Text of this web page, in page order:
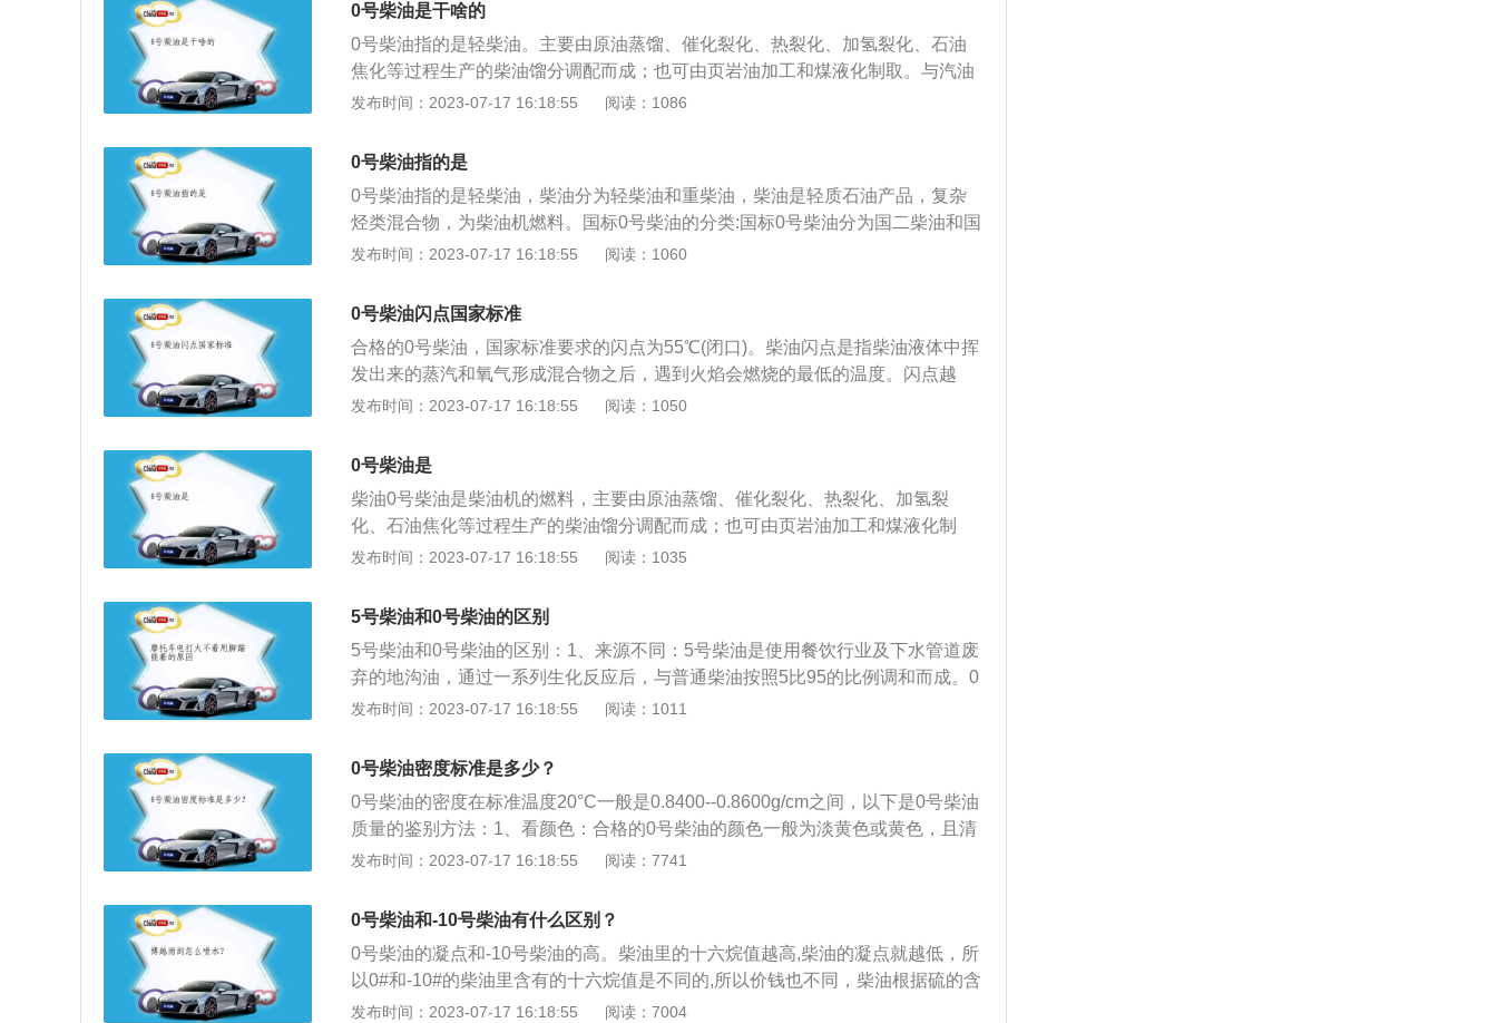
0号柴油是干啥的
0号柴油指的是轻柴油。主要由原油蒸馏、催化裂化、热裂化、加氢裂化、石油
焦化等过程生产的柴油馏分调配而成；也可由页岩油加工和煤液化制取。与汽油
相比，柴油能量密度高，燃油消耗率低。柴油具有低能耗、低污染的环保特性，
机、汽车、货车、拖拉机、工程机械、推土机、挖机、起重机、压路机、船舶、
锅炉及各种进口发电机组、国产发电机组。以下是对选用柴油的3点介绍：1、选
用柴油的依据是使用时的温度。柴油汽车主要选用后5个牌号的柴油，温度在4℃
以上时选用0#柴油。2、温度在4℃到负5℃时选用—10#柴油，温度在负5℃到负1
4℃时选用—20#柴油。温度在负14℃到负29℃时选用—35#柴油。3、选用柴油
动机的正常工作。
发布时间：2023-07-17 16:18:55 阅读：1086
0号柴油指的是
0号柴油指的是轻柴油，柴油分为轻柴油和重柴油，柴油是轻质石油产品，复杂
烃类混合物，为柴油机燃料。国标0号柴油的分类:国标0号柴油分为国二柴油和国
三柴油2类。国标0号柴油含硫量低，不腐蚀发电机部件。产品安定性能好，不易
炭。柴油主要由原油蒸馏、催化裂化、热裂化、加氢裂化、石油焦化等过程生产
的柴油馏分调配而成。它也可以由页岩油加工和煤液化制成。可用作压燃式转速
不低于960转/分的高速柴油机的燃料，也可用作各种柴油机燃烧器的燃料。柴油
广泛用于大型车辆、铁路机车、船舰，主要用作柴油机的液体燃料，柴油具有低
能耗、低污染的环保特性，其作为拖拉机、大型汽车、内燃机车及土建、挖掘
油发动机燃料。
发布时间：2023-07-17 16:18:55 阅读：1060
0号柴油闪点国家标准
合格的0号柴油，国家标准要求的闪点为55℃(闭口)。柴油闪点是指柴油液体中挥
发出来的蒸汽和氧气形成混合物之后，遇到火焰会燃烧的最低的温度。闪点越
低，则发生着火的危险性越大。闪点是可燃性液体贮存，运输和使用的一个安全
易着火，安全性较差。国标0号柴油含硫量低，不腐蚀发动机部件。稳定性能
好，不易变质，具有良好蒸发性能，也有良好的燃烧性，不易产生积炭等。0号
柴油是柴油机的燃料，主要由原油蒸馏，加氢裂化，石油焦化，热裂化等过程生
产的柴油馏分调配而成。用做转速不低于960r/min的压燃式高速柴油发动机的燃
料，也可用做各种柴油燃烧器的燃料。
发布时间：2023-07-17 16:18:55 阅读：1050
0号柴油是
柴油0号柴油是柴油机的燃料，主要由原油蒸馏、催化裂化、热裂化、加氢裂
化、石油焦化等过程生产的柴油馏分调配而成；也可由页岩油加工和煤液化制
取。国标0号柴油分为国二柴油和国三柴油2类。国标0号柴油含硫量低，不腐蚀
的燃烧性，燃烧完全，不易产生积炭。一般外观为淡黄色液体，较透明清澈、无
杂质。也有啤酒色及金黄。0号柴油在零摄氏度下便会逐渐凝结。如何分辨0号柴
油：1、闻气味。合格的0号柴油，有油腻味或刺激性气味，若发现有臭味时，多
为不合格。2、看颜色。合格的0号柴油的颜色一般为淡黄色或黄色，且清澈、透
明。若发现0号柴油浑浊或黑色、无色时，多为不合格。3、测密度。常温下，0
在正常工作过程中容易燃烧不完、冒黑烟、积碳，若太低，则说明该柴油的低碳
成分过多，机械正常工作过程容易产生爆震、机械加速无力或闪点过低。可以通
过密度计检测，或在使用过程中发现上述现象时，可以初步判别该柴油质量有问
35、-50六个牌号，重柴油有10、20、30三个牌号。相关介绍：1、柴油优点：高
高，功率大，燃料单耗低，比较经济，故应用日趋广泛。2、用途：它主要作为
拖拉机、大型汽车、内燃机车及土建、挖掘机、装载机、渔船、柴油发电机组和
农用机械的动力，是柴油汽车、拖拉机等柴油发动机燃料。
发布时间：2023-07-17 16:18:55 阅读：1035
5号柴油和0号柴油的区别
5号柴油和0号柴油的区别：1、来源不同：5号柴油是使用餐饮行业及下水管道废
弃的地沟油，通过一系列生化反应后，与普通柴油按照5比95的比例调和而成。0
号柴油主要由原油蒸馏、催化裂化、热裂化、加氢裂化、石油焦化等过程生产的
化等过程制得。2、对环境的影响不同：5号生物柴油可降低重金属及细颗粒物等
污染气体排放量10%以上，氮氧化物净化效率达80%。0号柴油含较多的杂质，
它燃烧时也更容易产生烟尘，造成空气污染。柴油燃烧后产生的烟灰可能有致癌
的作用。3、规模大小不同：5号生物柴油目前只在部分城市小范围使用，将会不
断扩大生产和使用规模。0号柴油属于普通柴油，0号柴油目前使用广泛。4、适
油。5、价格不同：5号柴油比0号柴油便宜。
发布时间：2023-07-17 16:18:55 阅读：1011
0号柴油密度标准是多少？
0号柴油的密度在标准温度20°C一般是0.8400--0.8600g/cm之间，以下是0号柴油
质量的鉴别方法：1、看颜色：合格的0号柴油的颜色一般为淡黄色或黄色，且清
澈、透明。若发现0号柴油浑浊或黑色、无色时，多为不合格。2、闻味道：合格
度：可以通过密度计检测，常温下，0号柴油的比重为0.85左右，若密度太高，则
说明该柴油干点过高，发动机在正常工作过程中容易燃烧不完、冒黑烟、积碳；
若太低，说明该柴油的低碳成分过多，机械正常工作过程容易产生爆震、机械加
速无力或闪点过低。
发布时间：2023-07-17 16:18:55 阅读：7741
0号柴油和-10号柴油有什么区别？
0号柴油的凝点和-10号柴油的高。柴油里的十六烷值越高,柴油的凝点就越低，所
以0#和-10#的柴油里含有的十六烷值是不同的,所以价钱也不同，柴油根据硫的含
量还分为优质品、一级品和合格品。以下是相关介绍：1、柴油：柴油最重要的
发布时间：2023-07-17 16:18:55 阅读：7004